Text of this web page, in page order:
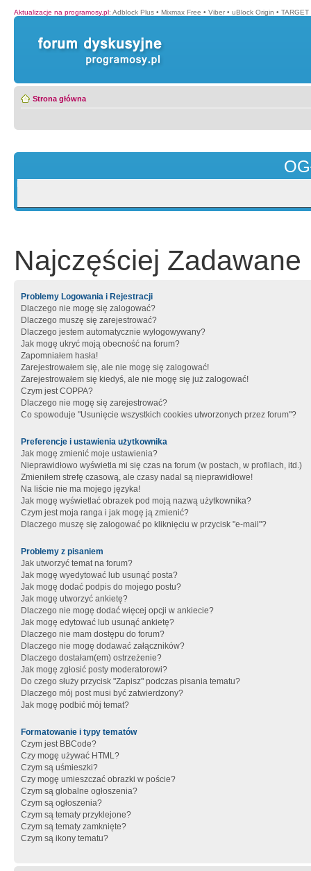
Aktualizacje na programosy.pl: Adblock Plus • Mixmax Free • Viber • uBlock Origin •
Strona główna
Najczęściej Zadawane
Problemy Logowania i Rejestracji
Dlaczego nie mogę się zalogować?
Dlaczego muszę się zarejestrować?
Dlaczego jestem automatycznie wylogowywany?
Jak mogę ukryć moją obecność na forum?
Zapomniałem hasła!
Zarejestrowałem się, ale nie mogę się zalogować!
Zarejestrowałem się kiedyś, ale nie mogę się już zalogować!
Czym jest COPPA?
Dlaczego nie mogę się zarejestrować?
Co spowoduje "Usunięcie wszystkich cookies utworzonych przez forum"?
Preferencje i ustawienia użytkownika
Jak mogę zmienić moje ustawienia?
Nieprawidłowo wyświetla mi się czas na forum (w postach, w profilach, itd.)
Zmieniłem strefę czasową, ale czasy nadal są nieprawidłowe!
Na liście nie ma mojego języka!
Jak mogę wyświetlać obrazek pod moją nazwą użytkownika?
Czym jest moja ranga i jak mogę ją zmienić?
Dlaczego muszę się zalogować po kliknięciu w przycisk "e-mail"?
Problemy z pisaniem
Jak utworzyć temat na forum?
Jak mogę wyedytować lub usunąć posta?
Jak mogę dodać podpis do mojego postu?
Jak mogę utworzyć ankietę?
Dlaczego nie mogę dodać więcej opcji w ankiecie?
Jak mogę edytować lub usunąć ankietę?
Dlaczego nie mam dostępu do forum?
Dlaczego nie mogę dodawać załączników?
Dlaczego dostałam(em) ostrzeżenie?
Jak mogę zgłosić posty moderatorowi?
Do czego służy przycisk "Zapisz" podczas pisania tematu?
Dlaczego mój post musi być zatwierdzony?
Jak mogę podbić mój temat?
Formatowanie i typy tematów
Czym jest BBCode?
Czy mogę używać HTML?
Czym są uśmieszki?
Czy mogę umieszczać obrazki w poście?
Czym są globalne ogłoszenia?
Czym są ogłoszenia?
Czym są tematy przyklejone?
Czym są tematy zamknięte?
Czym są ikony tematu?